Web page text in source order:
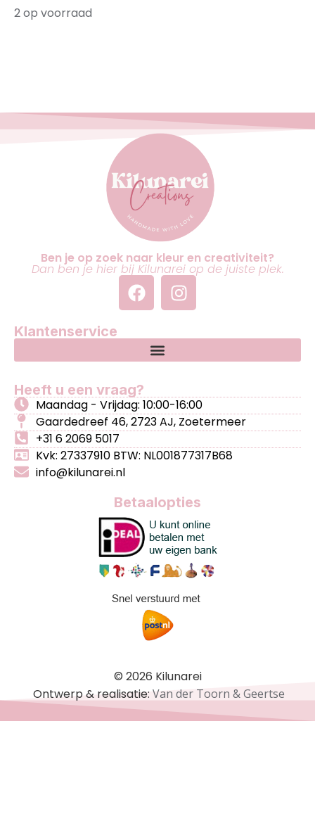
2 op voorraad
Ben je op zoek naar kleur en creativiteit?
Dan ben je hier bij Kilunarei op de juiste plek.
Klantenservice
Heeft u een vraag?
Maandag - Vrijdag: 10:00-16:00
Gaardedreef 46, 2723 AJ, Zoetermeer
+31 6 2069 5017
Kvk: 27337910 BTW: NL001877317B68
info@kilunarei.nl
Betaalopties
© 2026 Kilunarei
Ontwerp & realisatie:Van der Toorn & Geertse